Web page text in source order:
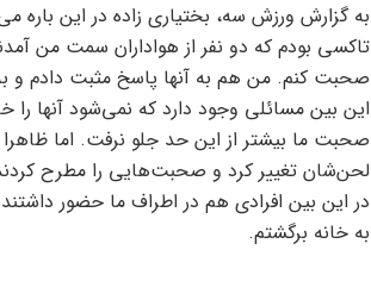
به گزارش ورزش سه، بختیاری زاده در این باره
تاکسی بودم که دو نفر از هواداران سمت من
صحبت کنم. من هم به آنها پاسخ مثبت دادم و به
این بین مسائلی وجود دارد که نمی‌شود آنها را
صحبت ما بیشتر از این حد جلو نرفت. اما ظاهرا
لحن‌شان تغییر کرد و صحبت‌هایی را مطرح
در این بین افرادی هم در اطراف ما حضور
به خانه برگشتم.